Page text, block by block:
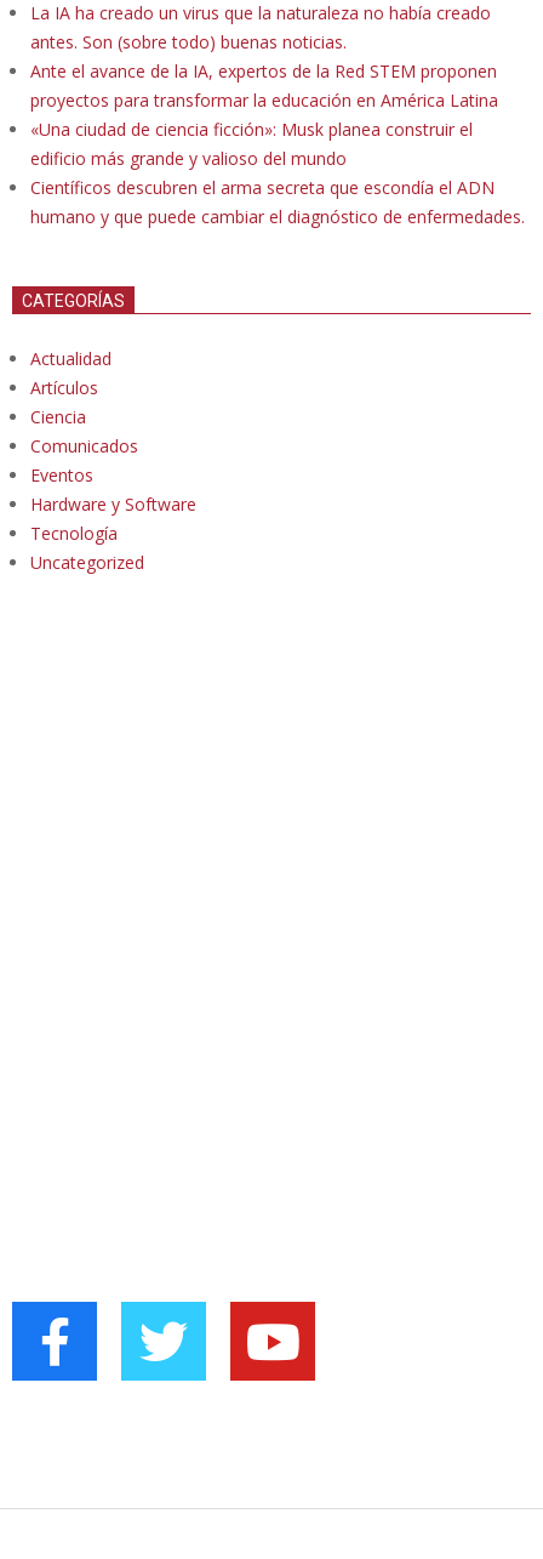
La IA ha creado un virus que la naturaleza no había creado
antes. Son (sobre todo) buenas noticias.
Ante el avance de la IA, expertos de la Red STEM proponen
proyectos para transformar la educación en América Latina
«Una ciudad de ciencia ficción»: Musk planea construir el
edificio más grande y valioso del mundo
Científicos descubren el arma secreta que escondía el ADN
humano y que puede cambiar el diagnóstico de enfermedades.
CATEGORÍAS
Actualidad
Artículos
Ciencia
Comunicados
Eventos
Hardware y Software
Tecnología
Uncategorized